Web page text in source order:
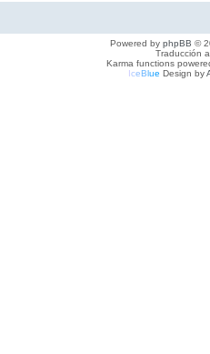
Powered by phpBB ©
Traducción
Karma functions
IceBlue Design by